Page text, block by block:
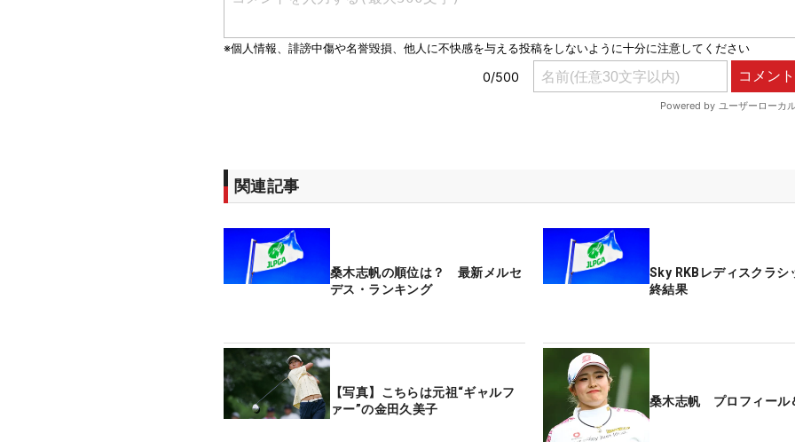
関連記事
桑木志帆の順位は？ 最新メルセ
デス・ランキング
Sky RKBレディスクラ
終結果
【写真】こちらは元祖“ギャルフ
ァー”の金田久美子
桑木志帆 プロフィール